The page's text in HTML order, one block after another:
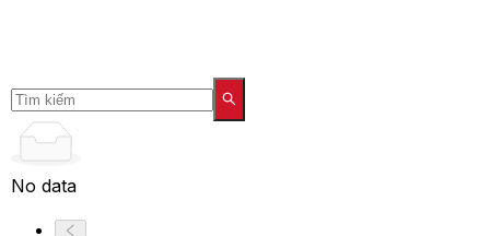
No data